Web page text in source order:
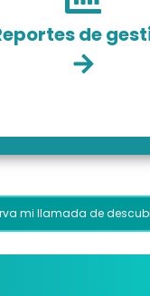
de
mi llamada de